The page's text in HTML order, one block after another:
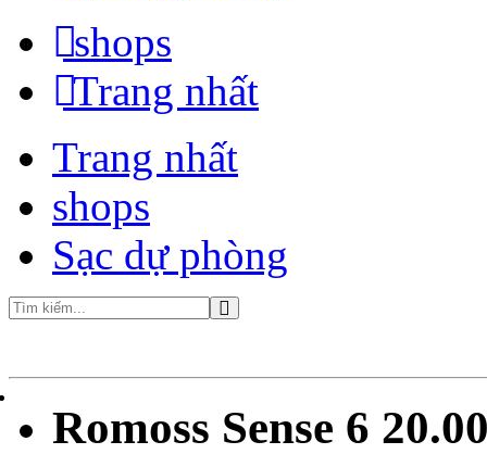
shops
Trang nhất
Trang nhất
shops
Sạc dự phòng
Romoss Sense 6